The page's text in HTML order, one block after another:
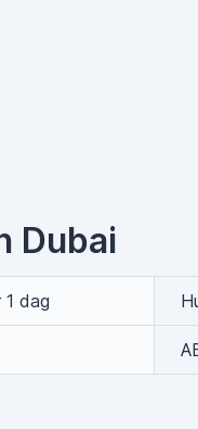
Dubai
1 dag